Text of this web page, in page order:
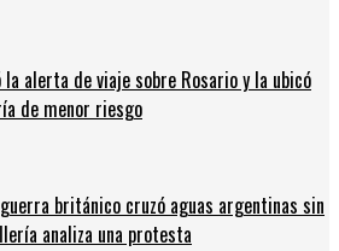
la alerta de viaje sobre Rosario y la ubicó
de menor riesgo
británico cruzó aguas argentinas sin
analiza una protesta